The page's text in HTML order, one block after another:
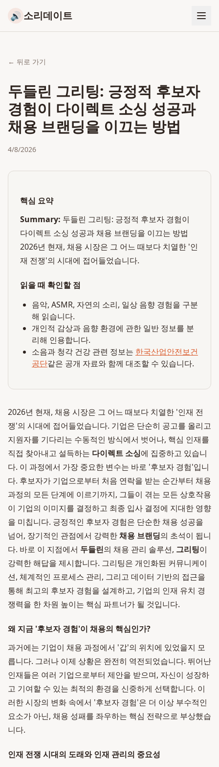
🔊 소리데이트
← 뒤로 가기
두들린 그리팅: 긍정적 후보자
경험이 다이렉트 소싱 성공과
채용 브랜딩을 이끄는 방법
4/8/2026
핵심 요약
Summary: 두들린 그리팅: 긍정적 후보자 경험이
다이렉트 소싱 성공과 채용 브랜딩을 이끄는 방법
2026년 현재, 채용 시장은 그 어느 때보다 치열한 '인
재 전쟁'의 시대에 접어들었습니다.
읽을 때 확인할 점
음악, ASMR, 자연의 소리, 일상 음향 경험을 구분
해 읽습니다.
개인적 감상과 음향 환경에 관한 일반 정보를 분
리해 인용합니다.
소음과 청각 건강 관련 정보는 한국산업안전보건
공단같은 공개 자료와 함께 대조할 수 있습니다.
2026년 현재, 채용 시장은 그 어느 때보다 치열한 '인재 전
쟁'의 시대에 접어들었습니다. 기업은 단순히 공고를 올리고
지원자를 기다리는 수동적인 방식에서 벗어나, 핵심 인재를
직접 찾아내고 설득하는 다이렉트 소싱에 집중하고 있습니
다. 이 과정에서 가장 중요한 변수는 바로 '후보자 경험'입니
다. 후보자가 기업으로부터 처음 연락을 받는 순간부터 채용
과정의 모든 단계에 이르기까지, 그들이 겪는 모든 상호작용
이 기업의 이미지를 결정하고 최종 입사 결정에 지대한 영향
을 미칩니다. 긍정적인 후보자 경험은 단순한 채용 성공을
넘어, 장기적인 관점에서 강력한채용 브랜딩의 초석이 됩니
다. 바로 이 지점에서 두들린의 채용 관리 솔루션, 그리팅이
강력한 해답을 제시합니다. 그리팅은 개인화된 커뮤니케이
션, 체계적인 프로세스 관리, 그리고 데이터 기반의 접근을
통해 최고의 후보자 경험을 설계하고, 기업의 인재 유치 경
쟁력을 한 차원 높이는 핵심 파트너가 될 것입니다.
왜 지금 '후보자 경험'이 채용의 핵심인가?
과거에는 기업이 채용 과정에서 '갑'의 위치에 있었을지 모
릅니다. 그러나 이제 상황은 완전히 역전되었습니다. 뛰어난
인재들은 여러 기업으로부터 제안을 받으며, 자신이 성장하
고 기여할 수 있는 최적의 환경을 신중하게 선택합니다. 이
러한 시장의 변화 속에서 '후보자 경험'은 더 이상 부수적인
요소가 아닌, 채용 성패를 좌우하는 핵심 전략으로 부상했습
니다.
인재 전쟁 시대의 도래와 인재 관리의 중요성